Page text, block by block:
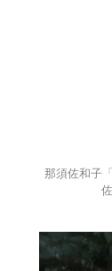
那須佐和子